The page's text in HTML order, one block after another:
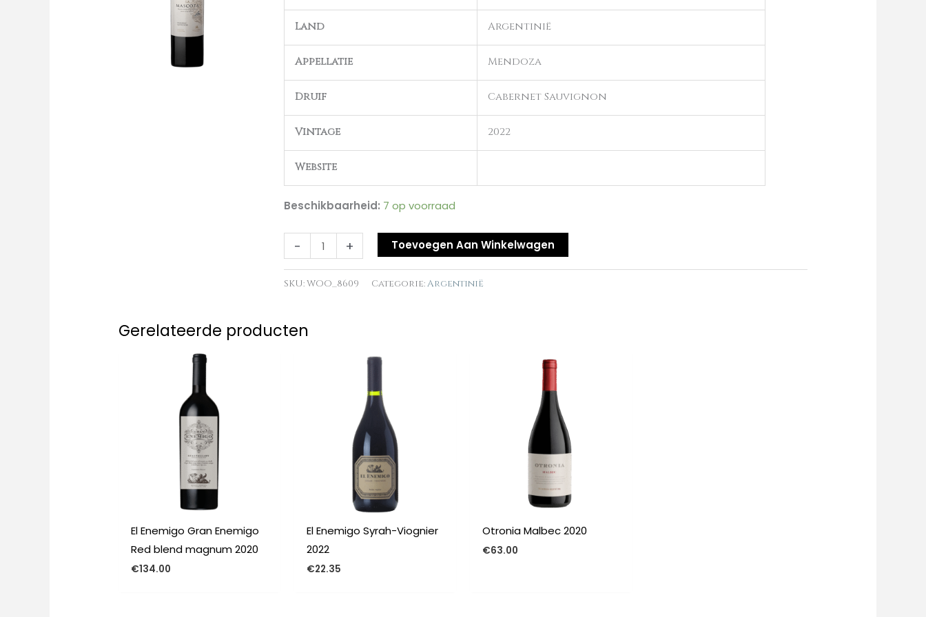
Land Argentinië
Appellatie Mendoza
Druif Cabernet Sauvignon
Vintage 2022
Website
Beschikbaarheid: 7 op voorraad
-
2022
aantal
+ Toevoegen Aan Winkelwagen
SKU:WOO_8609 Categorie:Argentinië
Gerelateerde producten
El Enemigo Gran Enemigo
Red blend magnum 2020
€134.00
El Enemigo Syrah-Viognier
2022
€22.35
Otronia Malbec 2020
€63.00